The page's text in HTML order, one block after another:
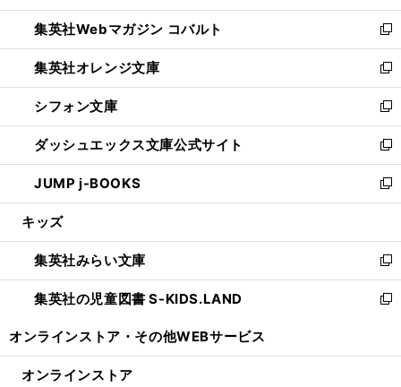
開
く
ウ
で
開
く
ン
ド
ウ
で
開
く
ウ
ィ
ン
ド
ウ
で
開
く
集英社Webマガジン コバルト
新
し
い
ウ
ィ
ン
ド
ウ
で
開
集英社オレンジ文庫
新
し
い
ウ
ィ
ン
ド
ウ
開
く
シフォン文庫
新
し
い
ウ
ィ
ン
ウ
で
開
く
ダッシュエックス文庫公式サイト
新
し
い
ウ
ン
ド
ウ
で
JUMP j-BOOKS
新
し
ウ
ィ
ン
ド
開
キッズ
集英社みらい文庫
新
し
い
ン
集英社の児童図書 S-KIDS.LAND
新
ウ
オンラインストア・ その他WEBサービス
オンラインストア